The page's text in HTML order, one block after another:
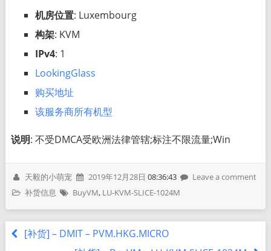
机房位置: Luxembourg
构架: KVM
IPv4: 1
LookingGlass
购买地址
该服务商所有机型
说明: 不受DMCA受欧洲法律管辖;标注不限流量;Win
天毅的小萌宠 2019年12月28日 08:36:43
Leave a comment
补货信息
BuyVM, LU-KVM-SLICE-1024M
[补货] – DMIT – PVM.HKG.MICRO